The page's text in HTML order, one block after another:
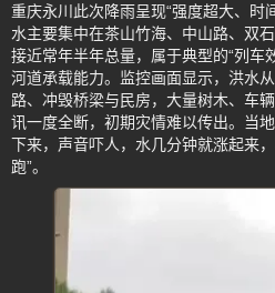
重庆永川此次降雨呈现“强度超大、时
水主要集中在茶山竹海、中山路、双
接近常年半年总量，属于典型的“列车
河道承载能力。监控画面显示，洪水
路、冲毁桥梁与民房，大量树木、车
讯一度全断，初期灾情难以传出。当
下来，声音吓人，水几分钟就涨起来
跑”。